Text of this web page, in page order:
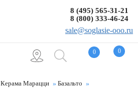
0 0
8 (495) 565-31-21
8 (800) 333-46-24
sale@soglasie-ooo.ru
Керама Марацци
Базальто